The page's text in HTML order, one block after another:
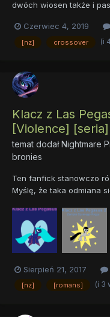
dwóch wiosen także i
powodu mojego
to najprzyjemniejsza
Czerwiec 4, 2019
[nz] crossover (i
Klacz z Las
[Violence]
temat dodałNightmare
bronies
Ten fanfick stanowczo
Myślę, że taka odmiana
Sierpień 21, 2017
[nz] [romans] (i 3